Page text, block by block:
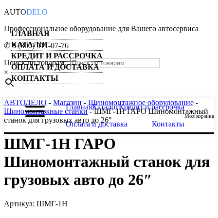
AUTODELO
Профессиональное оборудование для Вашего автосервиса
✆ 8 (800) 511-07-76
Поиск по товарам...
×
ГлавнаяКаталогКредит и рассрочка
Оплата и доставка Контакты
Моя корзина
ГЛАВНАЯ
КАТАЛОГ
КРЕДИТ И РАССРОЧКА
ОПЛАТА И ДОСТАВКА
КОНТАКТЫ
АВТОДЕЛО - Магазин - Шиномонтажное оборудование -
Шиномонтажные станки- ШМГ-1Н ГАРО Шиномонтажный
станок для грузовых авто до 26″
ШМГ-1Н ГАРО
Шиномонтажный станок для
грузовых авто до 26″
Артикул: ШМГ-1Н